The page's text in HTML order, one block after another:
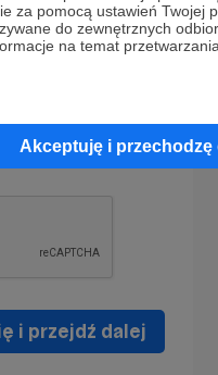
za pomocą ustawień Twojej
do zewnętrznych
na temat
Akceptuję i przechodzę
moich danych
rejestracyjnym w celu
Patronite.
Opcja ta może zostać
i przejdź dalej